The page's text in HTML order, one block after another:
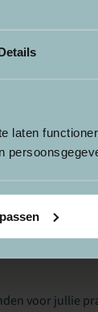
laten
al?
privacy)?
bijvoorbeeld:
voor jullie